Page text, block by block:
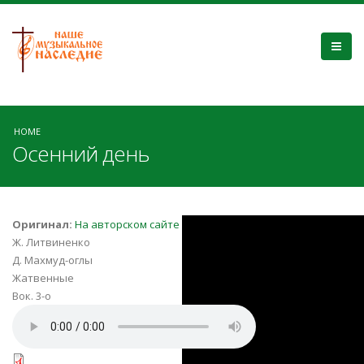
HOME
Осенний день
Оригинал: На авторском сайте
Ж. Литвиненко
Д. Махмуд-оглы
Жатвенные
Вок. 3-о
Osennij-den.mid